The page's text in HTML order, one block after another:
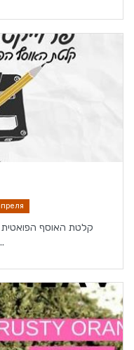
קלטת האוסף הפואטית
יעלו בזו אחר